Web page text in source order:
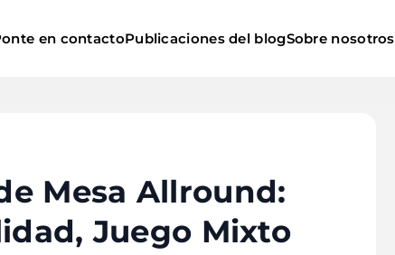
en contactoPublicaciones del blogSobre nosotros
Mesa Allround:
Juego Mixto